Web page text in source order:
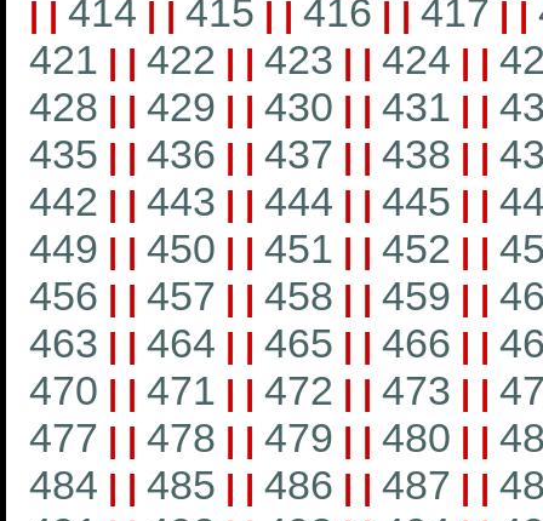
| | 414 | | 415 | | 416 | | 417 | |
421 | | 422 | | 423 | | 424 | |
428 | | 429 | | 430 | | 431 | |
435 | | 436 | | 437 | | 438 | |
442 | | 443 | | 444 | | 445 | |
449 | | 450 | | 451 | | 452 | |
456 | | 457 | | 458 | | 459 | |
463 | | 464 | | 465 | | 466 | |
470 | | 471 | | 472 | | 473 | |
477 | | 478 | | 479 | | 480 | |
484 | | 485 | | 486 | | 487 | |